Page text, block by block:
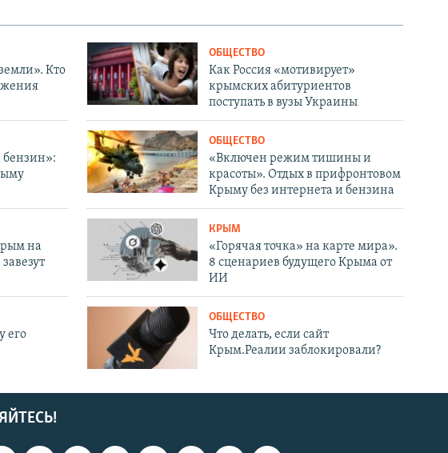
Кто
ОБЩЕСТВО
Как Россия «мотивирует»
крымских абитуриентов
поступать в вузы Украины
бензин»:
ОБЩЕСТВО
«Включен режим тишины и
красоты». Отдых в прифронтовом
Крыму без интернета и бензина
на
КРЫМ
«Горячая точка» на карте мира».
8 сценариев будущего Крыма от
ИИ
его
ОБЩЕСТВО
Что делать, если сайт
Крым.Реалии заблокировали?